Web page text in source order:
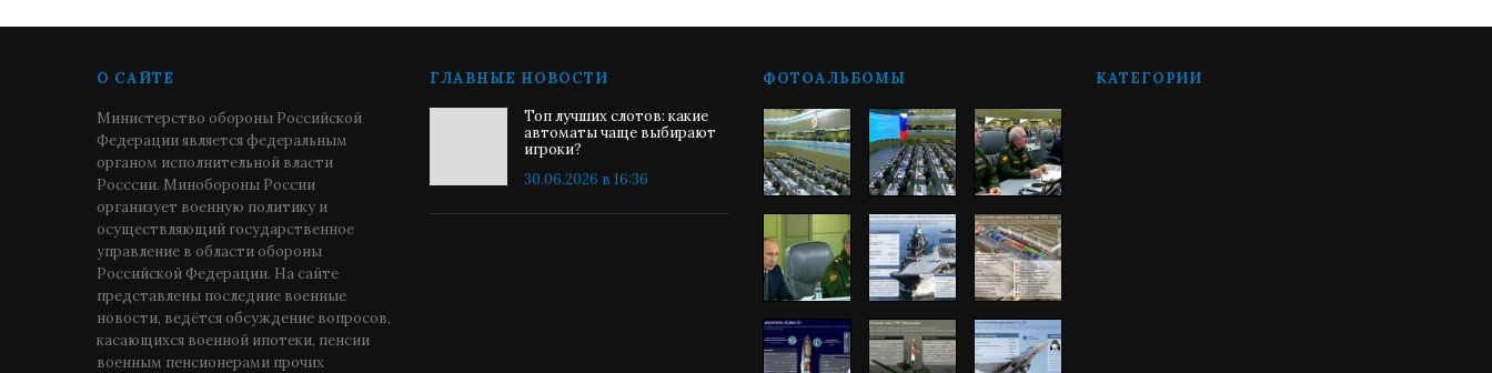
О САЙТЕ
Министерство обороны Российской
Федерации является федеральным
органом исполнительной власти
Росссии. Минобороны России
организует военную политику и
осуществляющий государственное
управление в области обороны
Российской Федерации. На сайте
представлены последние военные
новости, ведётся обсуждение вопросов,
касающихся военной ипотеки, пенсии
военным пенсионерами прочих
ГЛАВНЫЕ НОВОСТИ
Топ лучших слотов: какие
автоматы чаще выбирают
игроки?
30.06.2026 в 16:36
ФОТОАЛЬБОМЫ КАТЕГОРИИ